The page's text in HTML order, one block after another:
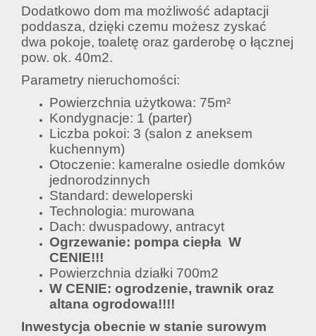
Dodatkowo dom ma możliwość adaptacji
poddasza, dzięki czemu możesz zyskać
dwa pokoje, toaletę oraz garderobę o łącznej
pow. ok. 40m2.
Parametry nieruchomości:
Powierzchnia użytkowa: 75m²
Kondygnacje: 1 (parter)
Liczba pokoi: 3 (salon z aneksem
kuchennym)
Otoczenie: kameralne osiedle domków
jednorodzinnych
Standard: deweloperski
Technologia: murowana
Dach: dwuspadowy, antracyt
Ogrzewanie: pompa ciepła W
CENIE!!!
Powierzchnia działki 700m2
W CENIE: ogrodzenie, trawnik oraz
altana ogrodowa!!!!
Inwestycja obecnie w stanie surowym